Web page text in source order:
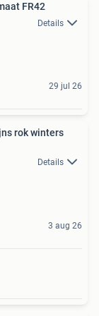
FR42
Details
29 jul 26
rok winters
Details
3 aug 26